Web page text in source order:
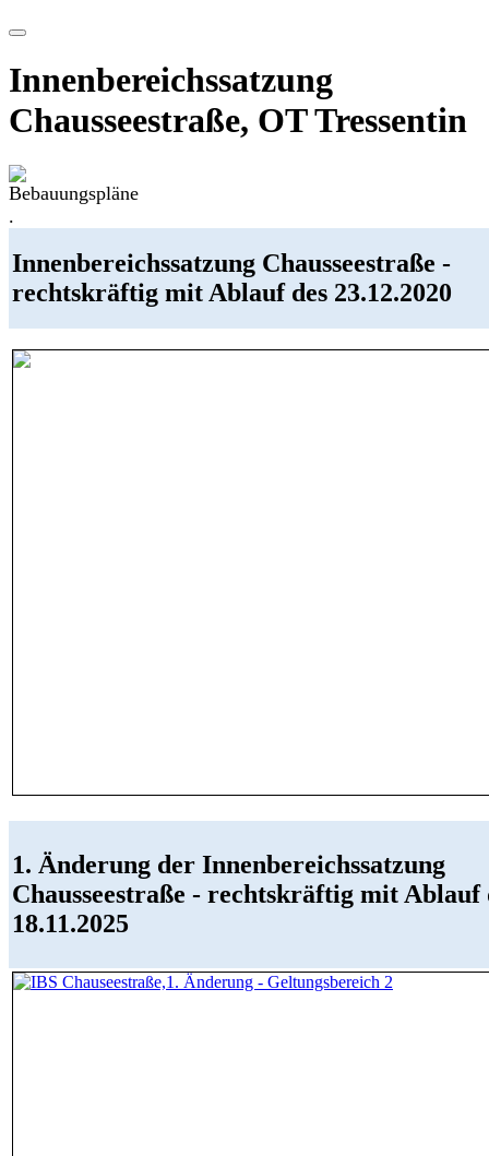
Innenbereichssatzung
Chausseestraße, OT Tressentin
.
Innenbereichssatzung Chausseestraße -
rechtskräftig mit Ablauf des 23.12.2020
1. Änderung der Innenbereichssatzung
Chausseestraße - rechtskräftig mit Ablauf
18.11.2025